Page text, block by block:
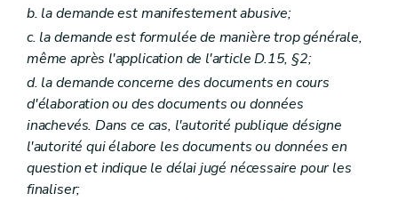
b. la demande est manifestement abusive;
c. la demande est formulée de manière trop générale,
même après l'application de l'article D.15, §2;
d. la demande concerne des documents en cours
d'élaboration ou des documents ou données
inachevés. Dans ce cas, l'autorité publique désigne
l'autorité qui élabore les documents ou données en
question et indique le délai jugé nécessaire pour les
finaliser;